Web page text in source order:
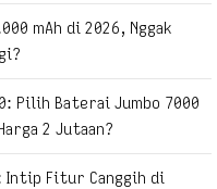
mAh di 2026, Nggak
Pilih Baterai Jumbo 7000
2 Jutaan?
Intip Fitur Canggih di